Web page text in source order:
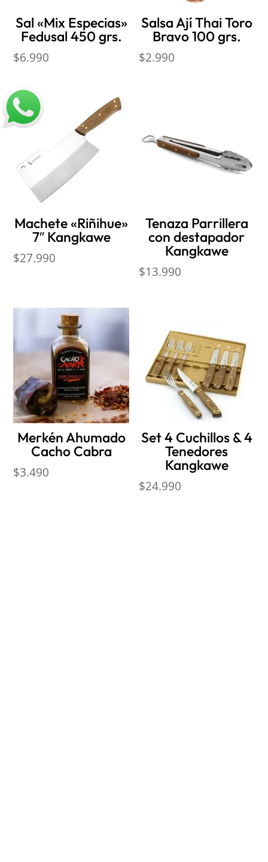
Sal «Mix Especias»
Fedusal 450 grs.
$6.990
Salsa Ají Thai Toro
Bravo 100 grs.
$2.990
Machete «Riñihue»
7″ Kangkawe
$27.990
Tenaza Parrillera
con destapador
Kangkawe
$13.990
Merkén Ahumado
Cacho Cabra
$3.490
Set 4 Cuchillos & 4
Tenedores
Kangkawe
$24.990